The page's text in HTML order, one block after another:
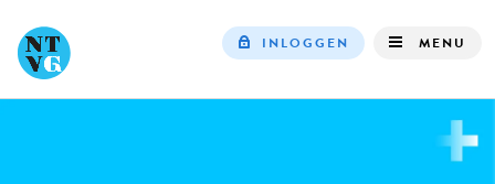
navigation
INLOGGEN MENU